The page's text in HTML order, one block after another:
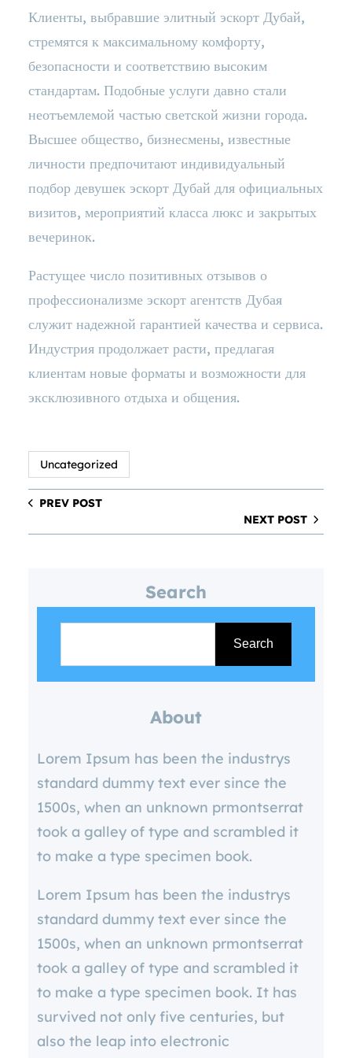
Клиенты, выбравшие элитный эскорт Дубай,
стремятся к максимальному комфорту,
безопасности и соответствию высоким
стандартам. Подобные услуги давно стали
неотъемлемой частью светской жизни города.
Высшее общество, бизнесмены, известные
личности предпочитают индивидуальный
подбор девушек эскорт Дубай для официальных
визитов, мероприятий класса люкс и закрытых
вечеринок.
Растущее число позитивных отзывов о
профессионализме эскорт агентств Дубая
служит надежной гарантией качества и сервиса.
Индустрия продолжает расти, предлагая
клиентам новые форматы и возможности для
эксклюзивного отдыха и общения.
Uncategorized
PREV POST
NEXT POST
Search
Search
About
Lorem Ipsum has been the industrys
standard dummy text ever since the
1500s, when an unknown prmontserrat
took a galley of type and scrambled it
to make a type specimen book.
Lorem Ipsum has been the industrys
standard dummy text ever since the
1500s, when an unknown prmontserrat
took a galley of type and scrambled it
to make a type specimen book. It has
survived not only five centuries, but
also the leap into electronic